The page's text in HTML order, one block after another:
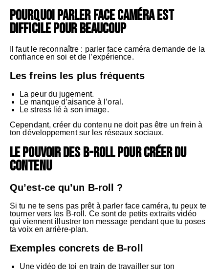
Pourquoi parler face caméra est
difficile pour beaucoup
Il faut le reconnaître : parler face caméra demande de la
confiance en soi et de l’expérience.
Les freins les plus fréquents
La peur du jugement.
Le manque d’aisance à l’oral.
Le stress lié à son image.
Cependant, créer du contenu ne doit pas être un frein à
ton développement sur les réseaux sociaux.
Le pouvoir des B-roll pour créer du
contenu
Qu’est-ce qu’un B-roll ?
Si tu ne te sens pas prêt à parler face caméra, tu peux te
tourner vers les B-roll. Ce sont de petits extraits vidéo
qui viennent illustrer ton message pendant que tu poses
ta voix en arrière-plan.
Exemples concrets de B-roll
Une vidéo de toi en train de travailler sur ton